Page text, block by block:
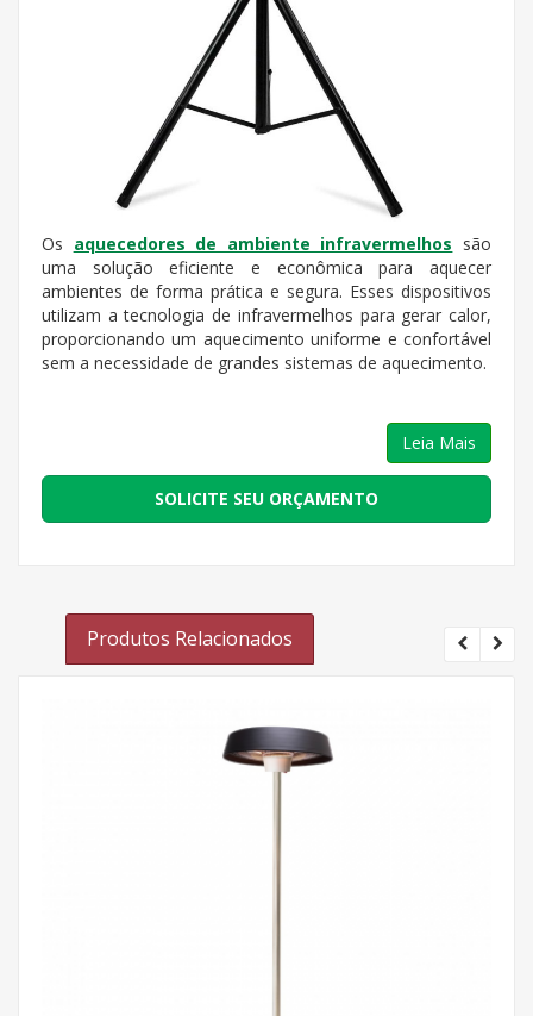
Os aquecedores de ambiente infravermelhos são
uma solução eficiente e econômica para aquecer
ambientes de forma prática e segura. Esses dispositivos
utilizam a tecnologia de infravermelhos para gerar calor,
proporcionando um aquecimento uniforme e confortável
sem a necessidade de grandes sistemas de aquecimento.
Leia Mais
SOLICITE SEU ORÇAMENTO
Produtos Relacionados